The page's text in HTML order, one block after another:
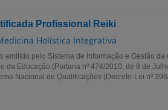
Profissional Reiki
Holística Integrativa
emitido pelo Sistema de Informação e Gestão da
da Educação (Portaria nº 474/2010, de 8 de
Nacional de Qualificações (Decreto-Lei nº